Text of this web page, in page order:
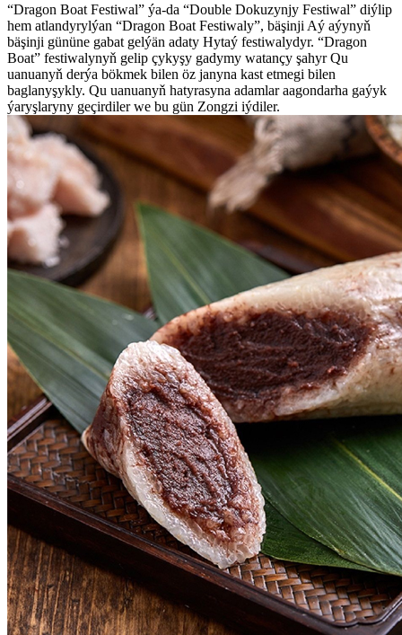
“Dragon Boat Festiwal” ýa-da “Double Dokuzynjy Festiwal” diýlip
hem atlandyrylýan “Dragon Boat Festiwaly”, bäşinji Aý aýynyň
bäşinji gününe gabat gelýän adaty Hytaý festiwalydyr. “Dragon
Boat” festiwalynyň gelip çykyşy gadymy watançy şahyr Qu
uanuanyň derýa bökmek bilen öz janyna kast etmegi bilen
baglanyşykly. Qu uanuanyň hatyrasyna adamlar aagondarha gaýyk
ýaryşlaryny geçirdiler we bu gün Zongzi iýdiler.